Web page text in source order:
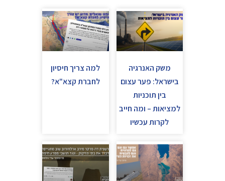
משק האנרגיה
בישראל: פער עצום
בין תוכניות
למציאות – ומה חייב
לקרות עכשיו
למה צריך חיסיון
לחברת קצא"א?